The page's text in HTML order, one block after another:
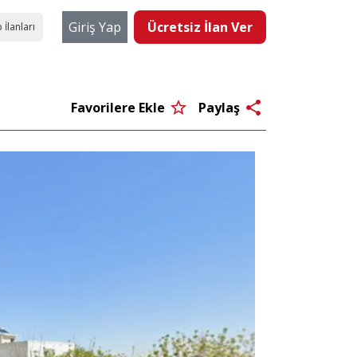
İlanları Giriş Yap Ücretsiz İlan Ver
Favorilere Ekle star_border Paylaş share